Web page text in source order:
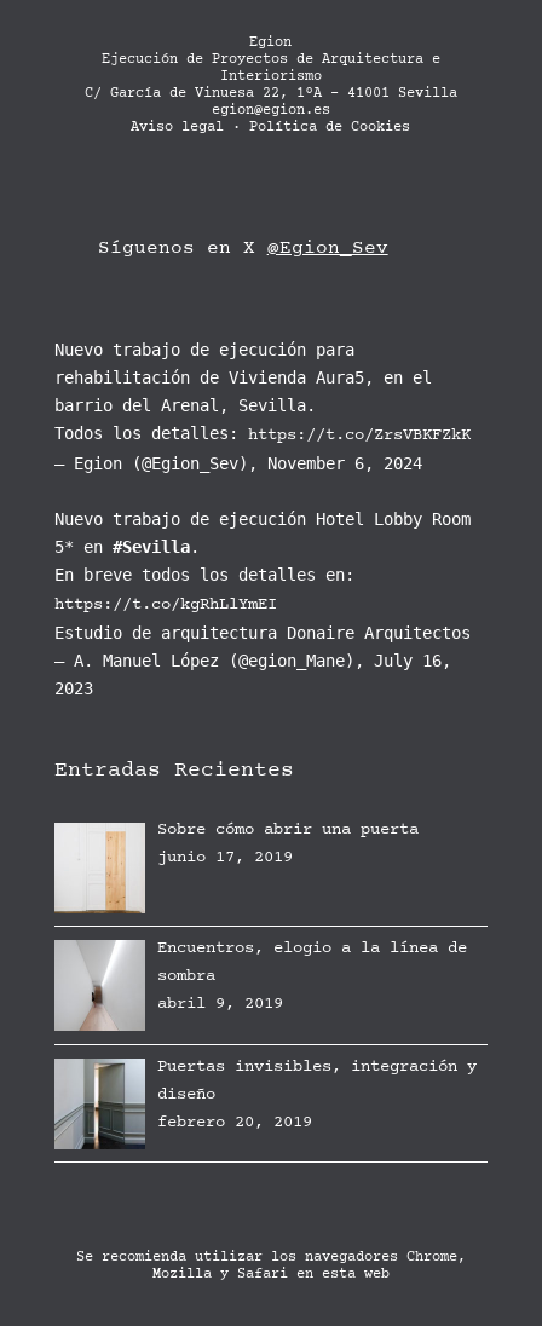
Egion
Ejecución de Proyectos de Arquitectura e
Interiorismo
C/ García de Vinuesa 22, 1ºA - 41001 Sevilla
egion@egion.es
Aviso legal ·Política de Cookies
Síguenos en X@Egion_Sev
Nuevo trabajo de ejecución para
rehabilitación de Vivienda Aura5, en el
barrio del Arenal, Sevilla.
Todos los detalles: https://t.co/ZrsVBKFZkK
— Egion (@Egion_Sev), November 6, 2024
Nuevo trabajo de ejecución Hotel Lobby Room
5* en #Sevilla.
En breve todos los detalles en:
https://t.co/kgRhLlYmEI
Estudio de arquitectura Donaire Arquitectos
— A. Manuel López (@egion_Mane), July 16,
2023
Entradas Recientes
Sobre cómo abrir una puerta
junio 17, 2019
Encuentros, elogio a la línea de
sombra
abril 9, 2019
Puertas invisibles, integración y
diseño
febrero 20, 2019
Se recomienda utilizar los navegadores Chrome,
Mozilla y Safari en esta web